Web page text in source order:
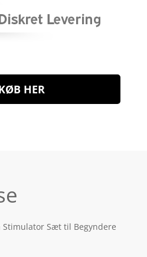
HER
Stimulator Sæt til Begyndere